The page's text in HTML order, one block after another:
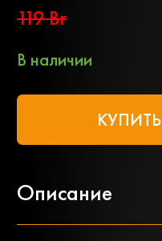
119 Br
В наличии
КУПИТЬ
Описание